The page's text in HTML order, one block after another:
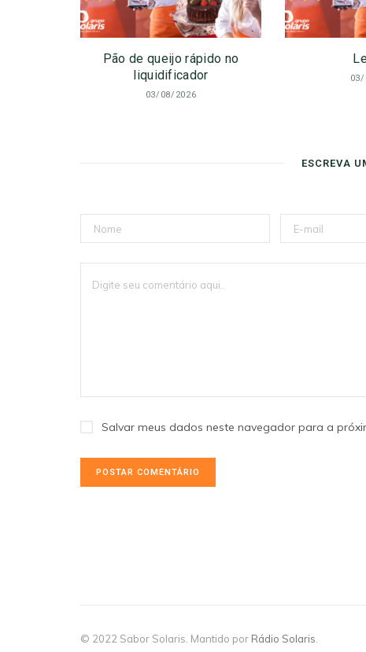
Pão de queijo rápido no
liquidificador
03/08/2026
ESCREVA
Salvar meus dados neste navegador para a
© 2022 Sabor Solaris. Mantido por Rádio Solaris